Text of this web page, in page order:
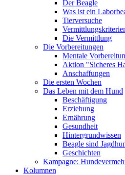
Der Beagle
Was ist ein
Tierversuche
Die Vermittlung
Die Vorbereitungen
Mentale
Aktion "Sicheres
Anschaffungen
Die ersten Wochen
Das Leben mit dem Hund
Beschäftigung
Erziehung
Ernährung
Gesundheit
Hintergrundwissen
Beagle sind
Geschichten
Kampagne:
Kolumnen